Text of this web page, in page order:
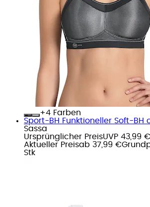
+
Farben
Sport-BH Funktioneller Soft-BH
Sassa
Ursprünglicher PreisUVP 43,99 €
Aktueller Preisab 37,99 €
Stk